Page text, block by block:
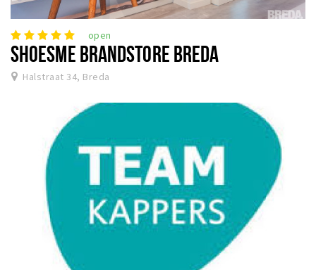
open
SHOESME BRANDSTORE BREDA
Halstraat 34, Breda